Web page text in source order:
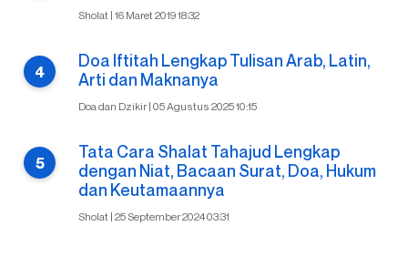
Sholat | 16 Maret 2019 18:32
Doa Iftitah Lengkap Tulisan Arab, Latin,
Arti dan Maknanya
Doa dan Dzikir | 05 Agustus 2025 10:15
Tata Cara Shalat Tahajud Lengkap
dengan Niat, Bacaan Surat, Doa, Hukum
dan Keutamaannya
Sholat | 25 September 2024 03:31